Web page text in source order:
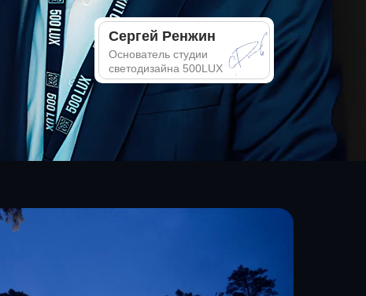
Сергей Ренжин
Основатель студии
светодизайна 500LUX